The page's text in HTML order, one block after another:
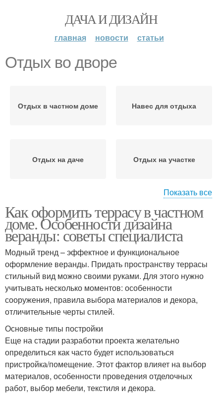
ДАЧА И ДИЗАЙН
главная новости статьи
Отдых во дворе
Отдых в частном доме Навес для отдыха
Отдых на даче Отдых на участке
Отдых на загородном
участке
Отдых с мангалом
Выход на задний двор Мебель для отдыха
Показать все
Как оформить террасу в частном
доме. Особенности дизайна
веранды: советы специалиста
Модный тренд – эффектное и функциональное
оформление веранды. Придать пространству террасы
стильный вид можно своими руками. Для этого нужно
учитывать несколько моментов: особенности
сооружения, правила выбора материалов и декора,
отличительные черты стилей.
Основные типы постройки
Еще на стадии разработки проекта желательно
определиться как часто будет использоваться
пристройка/помещение. Этот фактор влияет на выбор
материалов, особенности проведения отделочных
работ, выбор мебели, текстиля и декора.